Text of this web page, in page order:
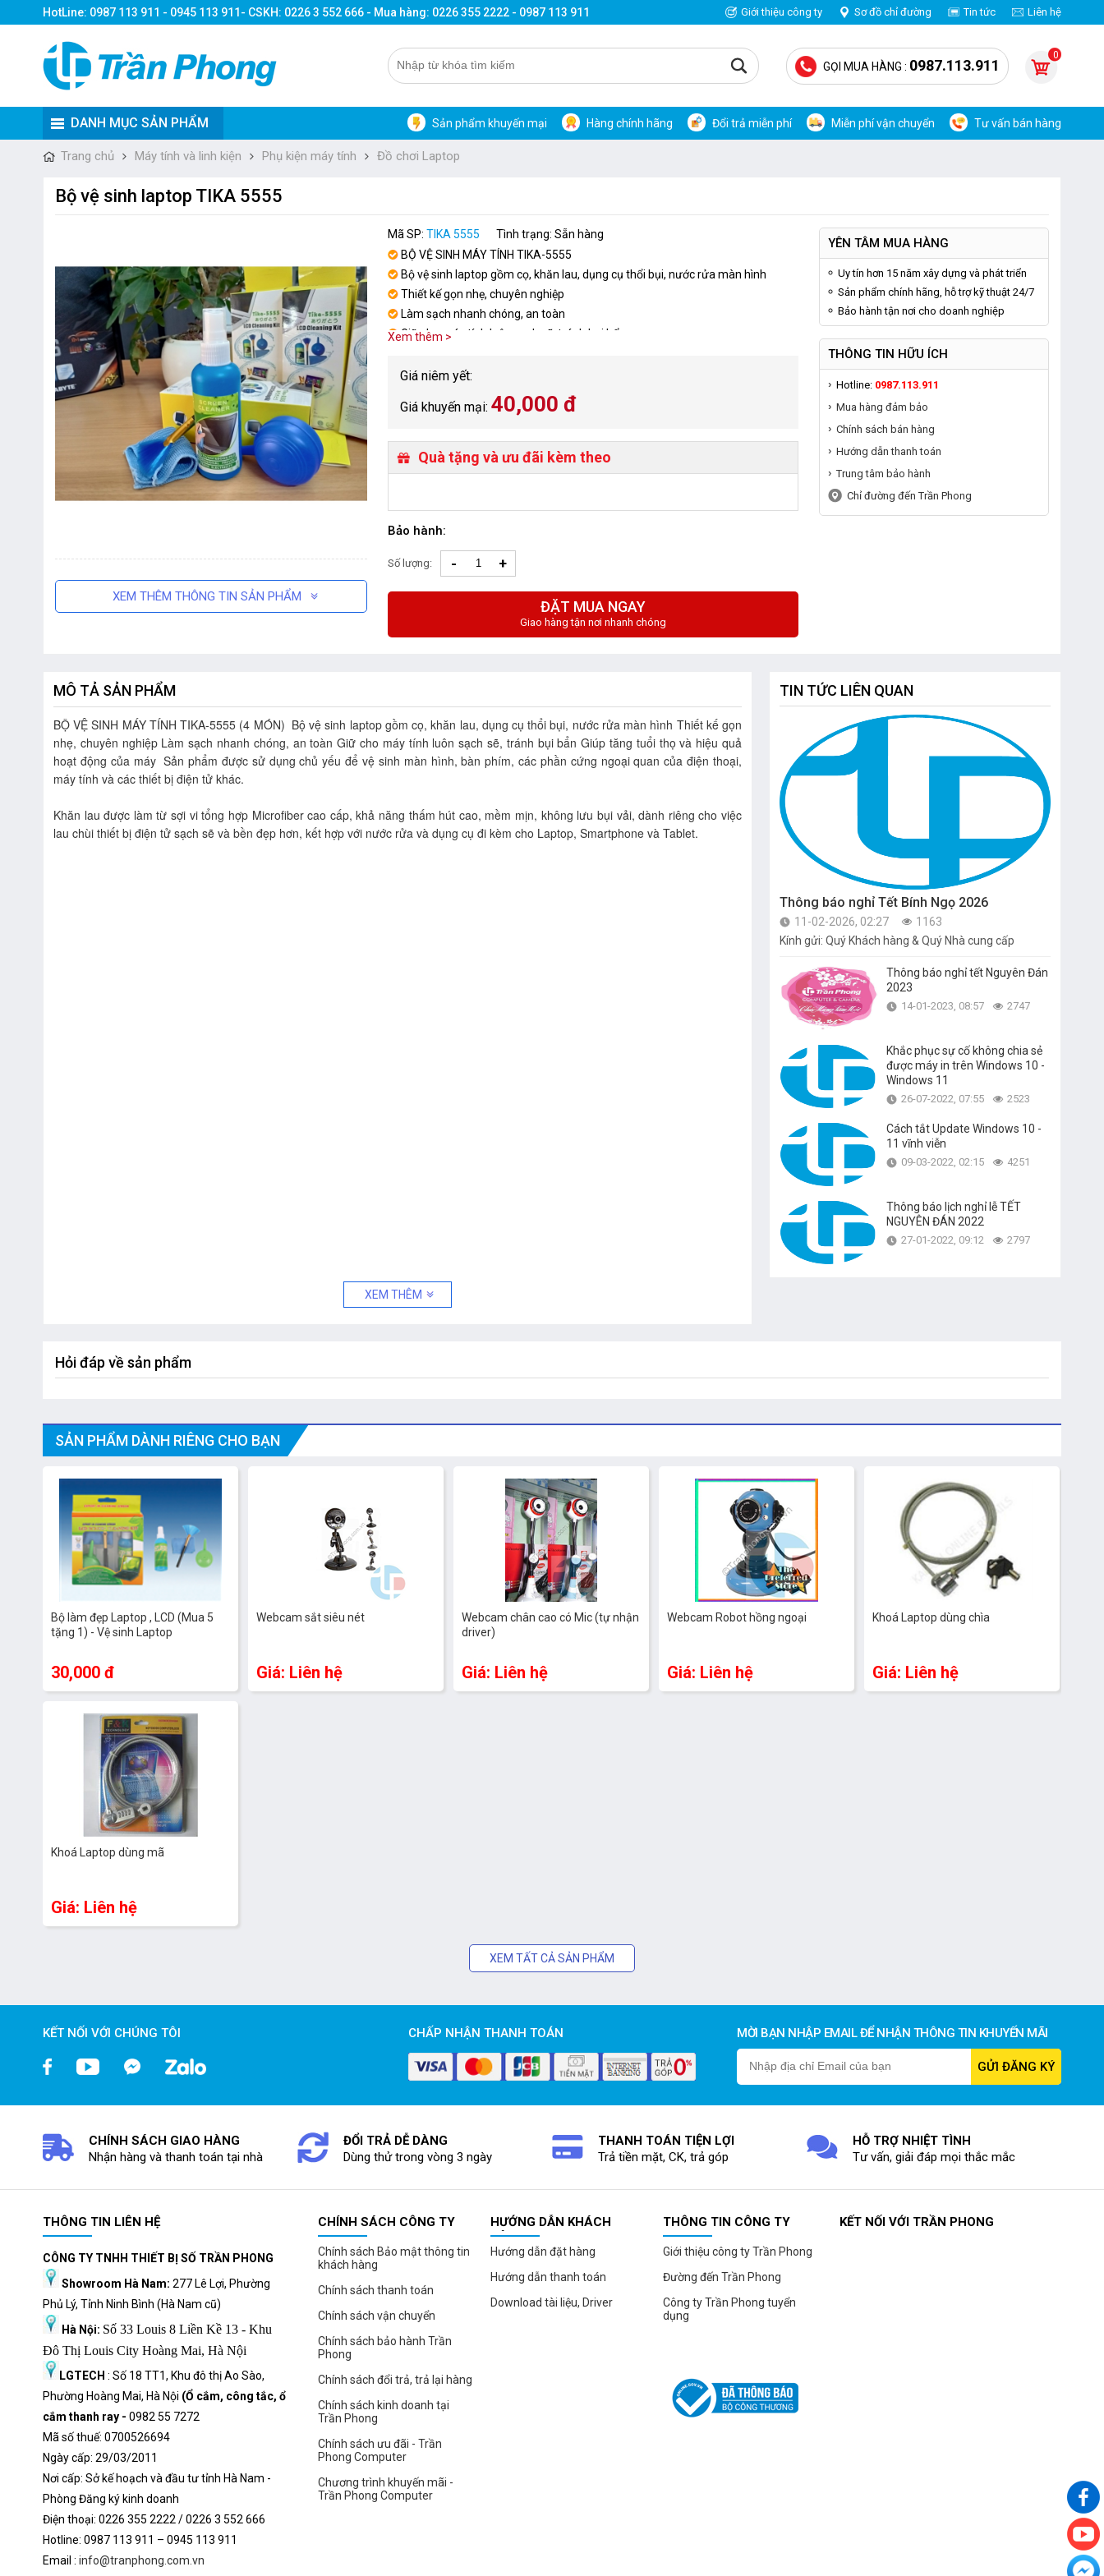
Giới thiệu công ty Sơ đồ chỉ đường Tin tức Liên hệ
HotLine: 0987 113 911 - 0945 113 911- CSKH: 0226 3 552 666 - Mua hàng: 0226 355 2222 - 0987 113 911
0
GỌI MUA HÀNG : 0987.113.911
DANH MỤC SẢN PHẨM Tư vấn bán hàng
Miễn phí vận chuyển
Đổi trả miễn phí
Hàng chính hãng
Sản phẩm khuyến mại
Trang chủ Máy tính và linh kiện Phụ kiện máy tính Đồ chơi Laptop
Bộ vệ sinh laptop TIKA 5555
XEM THÊM THÔNG TIN SẢN PHẨM
Mã SP: TIKA 5555
Tình trạng: Sẵn hàng
BỘ VỆ SINH MÁY TÍNH TIKA-5555
Bộ vệ sinh laptop gồm cọ, khăn lau, dụng cụ thổi bụi, nước rửa màn hình
Thiết kế gọn nhẹ, chuyên nghiệp
Làm sạch nhanh chóng, an toàn
Giữ cho máy tính luôn sạch sẽ, tránh bụi bẩn
Xem thêm >
Giá niêm yết:
Giá khuyến mại: 40,000 đ
Quà tặng và ưu đãi kèm theo
Bảo hành:
Số lượng: - +
ĐẶT MUA NGAY
Giao hàng tận nơi nhanh chóng
YÊN TÂM MUA HÀNG
Uy tín hơn 15 năm xây dựng và phát triển
Sản phẩm chính hãng, hỗ trợ kỹ thuật 24/7
Bảo hành tận nơi cho doanh nghiệp
THÔNG TIN HỮU ÍCH
Hotline: 0987.113.911
Mua hàng đảm bảo
Chính sách bán hàng
Hướng dẫn thanh toán
Trung tâm bảo hành
Chỉ đường đến Trần Phong
TIN TỨC LIÊN QUAN
Thông báo nghỉ Tết Bính Ngọ 2026
11-02-2026, 02:27
1163
Kính gửi: Quý Khách hàng & Quý Nhà cung cấp
Thông báo nghỉ tết Nguyên Đán
2023
14-01-2023, 08:57 2747
Khắc phục sự cố không chia sẻ
được máy in trên Windows 10 -
Windows 11
26-07-2022, 07:55 2523
Cách tắt Update Windows 10 -
11 vĩnh viễn
09-03-2022, 02:15 4251
Thông báo lịch nghỉ lễ TẾT
NGUYÊN ĐÁN 2022
27-01-2022, 09:12 2797
MÔ TẢ SẢN PHẨM
BỘ VỆ SINH MÁY TÍNH TIKA-5555 (4 MÓN)  Bộ vệ sinh laptop gồm cọ, khăn lau, dụng cụ thổi bụi, nước rửa màn hình Thiết kế gọn
nhẹ, chuyên nghiệp Làm sạch nhanh chóng, an toàn Giữ cho máy tính luôn sạch sẽ, tránh bụi bẩn Giúp tăng tuổi thọ và hiệu quả
hoạt động của máy  Sản phẩm được sử dụng chủ yếu để vệ sinh màn hình, bàn phím, các phần cứng ngoại quan của điện thoại,
máy tính và các thiết bị điện tử khác.
Khăn lau được làm từ sợi vi tổng hợp Microfiber cao cấp, khả năng thấm hút cao, mềm mịn, không lưu bụi vải, dành riêng cho việc
lau chùi thiết bị điện tử sạch sẽ và bền đẹp hơn, kết hợp với nước rửa và dụng cụ đi kèm cho Laptop, Smartphone và Tablet.
XEM THÊM
Hỏi đáp về sản phẩm
SẢN PHẨM DÀNH RIÊNG CHO BẠN
Bộ làm đẹp Laptop , LCD (Mua 5
tặng 1) - Vệ sinh Laptop
30,000 đ
Webcam sắt siêu nét
Giá: Liên hệ
Webcam chân cao có Mic (tự nhận
driver)
Giá: Liên hệ
Webcam Robot hồng ngoại
Giá: Liên hệ
Khoá Laptop dùng chìa
Giá: Liên hệ
Khoá Laptop dùng mã
Giá: Liên hệ
XEM TẤT CẢ SẢN PHẨM
KẾT NỐI VỚI CHÚNG TÔI CHẤP NHẬN THANH TOÁN MỜI BẠN NHẬP EMAIL ĐỂ NHẬN THÔNG TIN KHUYẾN MÃI
CHÍNH SÁCH GIAO HÀNG
Nhận hàng và thanh toán tại nhà
ĐỔI TRẢ DỄ DÀNG
Dùng thử trong vòng 3 ngày
THANH TOÁN TIỆN LỢI
Trả tiền mặt, CK, trả góp
HỖ TRỢ NHIỆT TÌNH
Tư vấn, giải đáp mọi thắc mắc
KẾT NỐI VỚI TRẦN PHONG
THÔNG TIN LIÊN HỆ
CÔNG TY TNHH THIẾT BỊ SỐ TRẦN PHONG
Showroom Hà Nam: 277 Lê Lợi, Phường
Phủ Lý, Tỉnh Ninh Bình (Hà Nam cũ)
Hà Nội: Số 33 Louis 8 Liền Kề 13 - Khu
Đô Thị Louis City Hoàng Mai, Hà Nội
LGTECH : Số 18 TT1, Khu đô thị Ao Sào,
Phường Hoàng Mai, Hà Nội (Ổ cắm, công tắc, ổ
cắm thanh ray - 0982 55 7272
Mã số thuế: 0700526694
Ngày cấp: 29/03/2011
Nơi cấp: Sở kế hoạch và đầu tư tỉnh Hà Nam -
Phòng Đăng ký kinh doanh
Điện thoại: 0226 355 2222 / 0226 3 552 666
Hotine: 0987 113 911 – 0945 113 911
Email : info@tranphong.com.vn
CHÍNH SÁCH CÔNG TY
Chính sách Bảo mật thông tin
khách hàng
Chính sách thanh toán
Chính sách vận chuyển
Chính sách bảo hành Trần
Phong
Chính sách đổi trả, trả lại hàng
Chính sách kinh doanh tại
Trần Phong
Chính sách ưu đãi - Trần
Phong Computer
Chương trình khuyến mãi -
Trần Phong Computer
HƯỚNG DẪN KHÁCH
HÀNG
Hướng dẫn đặt hàng
Hướng dẫn thanh toán
Download tài liệu, Driver
THÔNG TIN CÔNG TY
Giới thiệu công ty Trần Phong
Đường đến Trần Phong
Công ty Trần Phong tuyển
dụng